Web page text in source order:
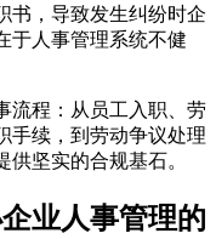
书，导致发生纠纷时企
于人事管理系统不健
流程：从员工入职、劳
手续，到劳动争议处理
坚实的合规基石。
业人事管理的